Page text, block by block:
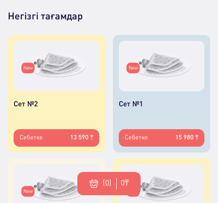
Негізгі тағамдар
New
Сет №2
Себетке 13 590 ₸
New
Сет №1
Себетке 15 980 ₸
New
(0) 0₸